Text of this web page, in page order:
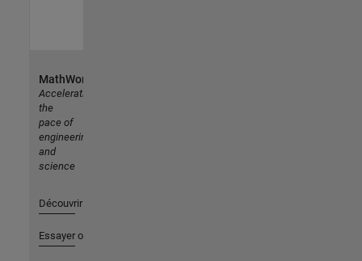
MathWorks
Accelerating
the
pace of
engineering
and
science
Découvrir les produits
Essayer ou acheter